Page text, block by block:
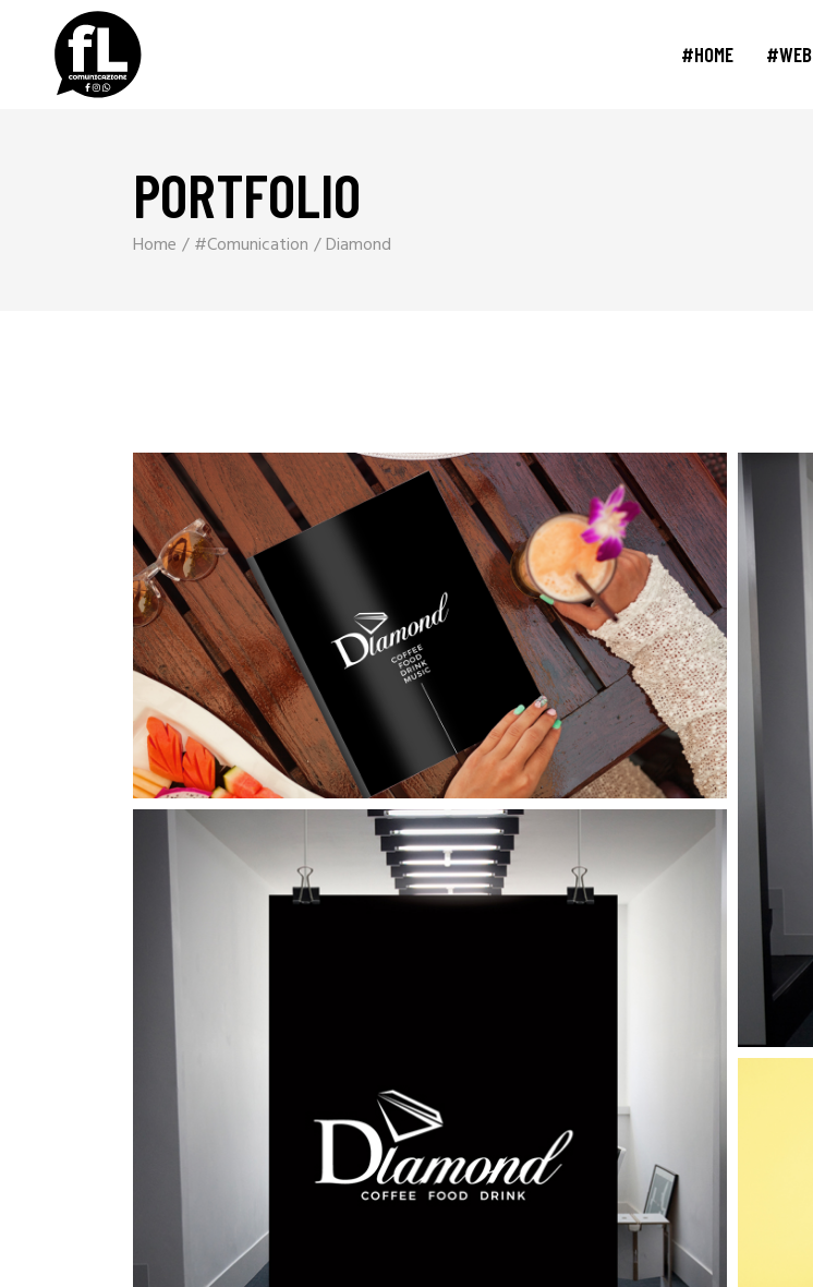
#HOME #WEB
PORTFOLIO
Home #Comunication Diamond